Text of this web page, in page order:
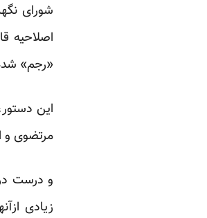
شورای
اصلاحیه‌
«رجم»
این
مرتضوی و
و درست
زیادی